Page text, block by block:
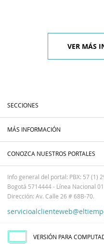
VER MÁS
SECCIONES
MÁS INFORMACIÓN
CONOZCA NUESTROS PORTALES
Info general del portal: PBX: 57 (1)
Bogotá 5714444 - Línea Nacional
Dirección: Av. Calle 26 # 68B-70.
VERSIÓN PARA